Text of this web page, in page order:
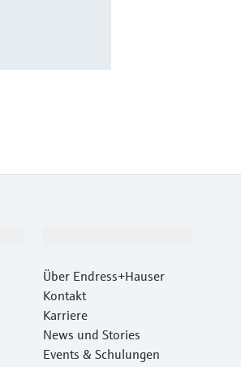
Über Endress+Hauser
Kontakt
Karriere
News und Stories
Events & Schulungen